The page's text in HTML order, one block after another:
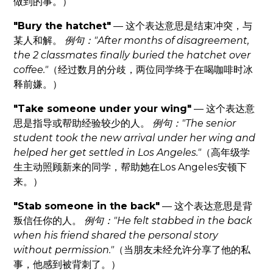
"Bury the hatchet" — 这个表达意思是结束冲突，与
某人和解。 例句："After months of disagreement,
the 2 classmates finally buried the hatchet over
coffee."（经过数月的分歧，两位同学终于在喝咖啡时冰
释前嫌。）
"Take someone under your wing" — 这个表达意
思是指导或帮助经验较少的人。 例句："The senior
student took the new arrival under her wing and
helped her get settled in Los Angeles."（高年级学
生主动照顾新来的同学，帮助她在Los Angeles安顿下
来。）
"Stab someone in the back" — 这个表达意思是背
叛信任你的人。 例句："He felt stabbed in the back
when his friend shared the personal story
without permission."（当朋友未经允许分享了他的私
事，他感到被背刺了。）